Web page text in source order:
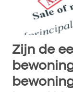
Zijn de